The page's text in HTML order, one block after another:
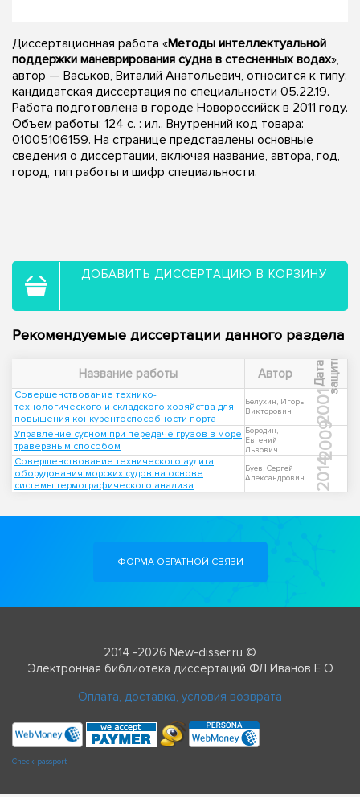
Диссертационная работа «Методы интеллектуальной
поддержки маневрирования судна в стесненных водах»,
автор — Васьков, Виталий Анатольевич, относится к типу:
кандидатская диссертация по специальности 05.22.19.
Работа подготовлена в городе Новороссийск в 2011 году.
Объем работы: 124 с. : ил.. Внутренний код товара:
01005106159. На странице представлены основные
сведения о диссертации, включая название, автора, год,
город, тип работы и шифр специальности.
ДОБАВИТЬ ДИССЕРТАЦИЮ В КОРЗИНУ
Рекомендуемые диссертации данного раздела
Название работы Автор Д
а
т
а
з
а
щ
и
т ы
Совершенствование технико-
технологического и складского хозяйства для
повышения конкурентоспособности порта
Белухин, Игорь
Викторович
2001
Управление судном при передаче грузов в море
траверзным способом
Бородин,
Евгений
Львович
2009
Совершенствование технического аудита
оборудования морских судов на основе
системы термографического анализа
Буев, Сергей
Александрович
2014
ФОРМА ОБРАТНОЙ СВЯЗИ
2014 -2026 New-disser.ru ©
Электронная библиотека диссертаций ФЛ Иванов Е О
Оплата, доставка, условия возврата
Check passport